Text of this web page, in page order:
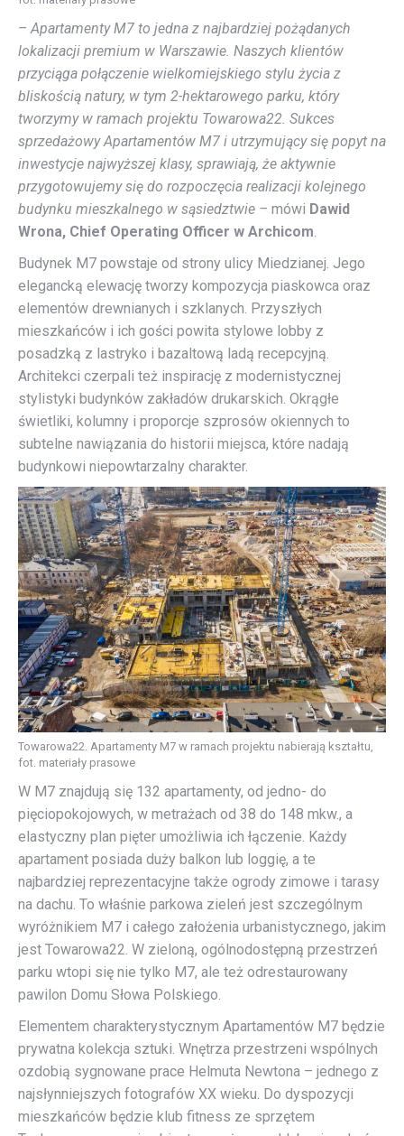
– Apartamenty M7 to jedna z najbardziej pożądanych
lokalizacji premium w Warszawie. Naszych klientów
przyciąga połączenie wielkomiejskiego stylu życia z
bliskością natury, w tym 2-hektarowego parku, który
tworzymy w ramach projektu Towarowa22. Sukces
sprzedażowy Apartamentów M7 i utrzymujący się popyt na
inwestycje najwyższej klasy, sprawiają, że aktywnie
przygotowujemy się do rozpoczęcia realizacji kolejnego
budynku mieszkalnego w sąsiedztwie – mówi Dawid
Wrona, Chief Operating Officer w Archicom.
Budynek M7 powstaje od strony ulicy Miedzianej. Jego
elegancką elewację tworzy kompozycja piaskowca oraz
elementów drewnianych i szklanych. Przyszłych
mieszkańców i ich gości powita stylowe lobby z
posadzką z lastryko i bazaltową ladą recepcyjną.
Architekci czerpali też inspirację z modernistycznej
stylistyki budynków zakładów drukarskich. Okrągłe
świetliki, kolumny i proporcje szprosów okiennych to
subtelne nawiązania do historii miejsca, które nadają
budynkowi niepowtarzalny charakter.
Towarowa22. Apartamenty M7 w ramach projektu nabierają kształtu,
fot. materiały prasowe
W M7 znajdują się 132 apartamenty, od jedno- do
pięciopokojowych, w metrażach od 38 do 148 mkw., a
elastyczny plan pięter umożliwia ich łączenie. Każdy
apartament posiada duży balkon lub loggię, a te
najbardziej reprezentacyjne także ogrody zimowe i tarasy
na dachu. To właśnie parkowa zieleń jest szczególnym
wyróżnikiem M7 i całego założenia urbanistycznego, jakim
jest Towarowa22. W zieloną, ogólnodostępną przestrzeń
parku wtopi się nie tylko M7, ale też odrestaurowany
pawilon Domu Słowa Polskiego.
Elementem charakterystycznym Apartamentów M7 będzie
prywatna kolekcja sztuki. Wnętrza przestrzeni wspólnych
ozdobią sygnowane prace Helmuta Newtona – jednego z
najsłynniejszych fotografów XX wieku. Do dyspozycji
mieszkańców będzie klub fitness ze sprzętem